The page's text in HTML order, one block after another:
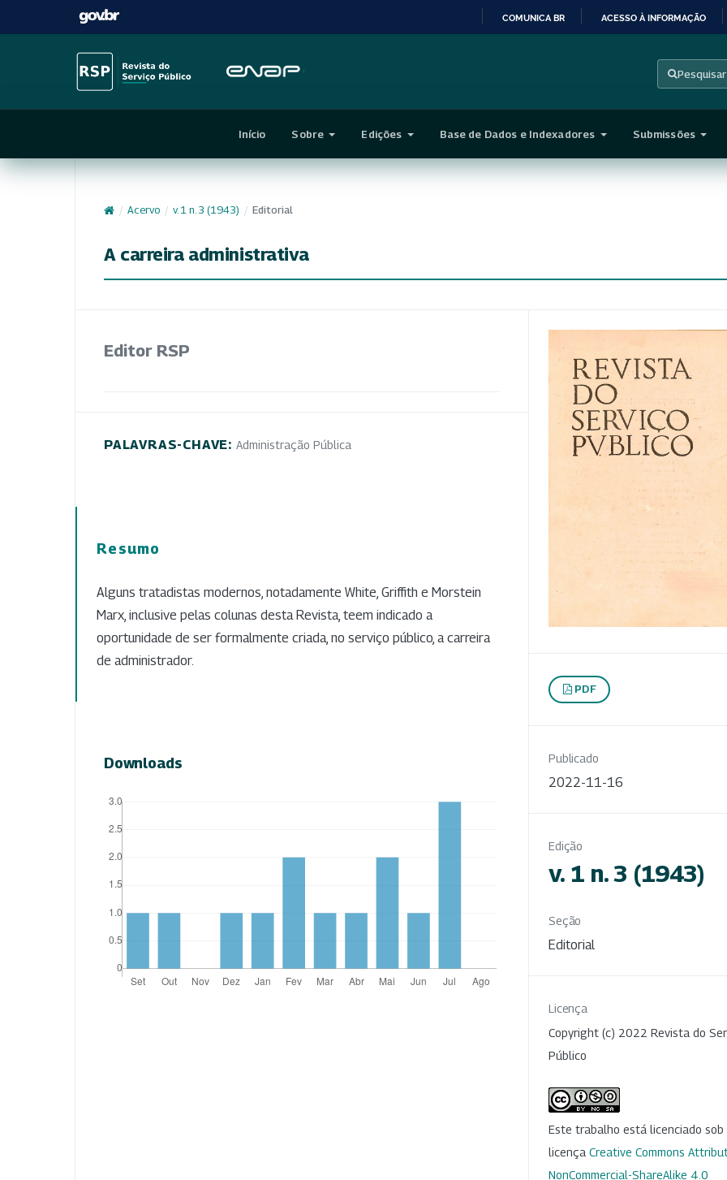
CONTEÚDO
COMUNICA BR ACESSO À INFORMAÇÃO
Pesquisar
Início Sobre Edições Base de Dados e Indexadores Submissões
/ Acervo / v. 1 n. 3 (1943) / Editorial
A carreira administrativa
Editor RSP
PALAVRAS-CHAVE: Administração Pública
Resumo
Alguns tratadistas modernos, notadamente White, Griffith e Morstein
Marx, inclusive pelas colunas desta Revista, teem indicado a
oportunidade de ser formalmente criada, no serviço público, a carreira
de administrador.
Downloads
PDF
Publicado
2022-11-16
Edição
v. 1 n. 3 (1943)
Seção
Editorial
Licença
Copyright (c) 2022 Revista do
Público
Este trabalho está licenciado sob
licença Creative Commons
NonCommercial-ShareAlike 4.0